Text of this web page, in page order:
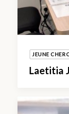
JEUNE
Laetitia